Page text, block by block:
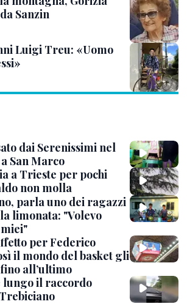
Sanzin
Luigi Treu: «Uomo
dai Serenissimi nel
San Marco
a Trieste per pochi
non molla
parla uno dei ragazzi
limonata: "Volevo
per Federico
il mondo del basket gli
all’ultimo
lungo il raccordo